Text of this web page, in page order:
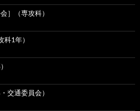
］（専攻科）
1年）
交通委員会）